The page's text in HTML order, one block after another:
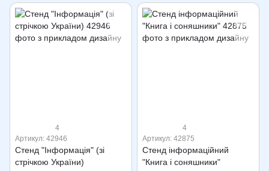
4
Артикул: 42946
Стенд "Інформація" (зі
стрічкою України)
4
Артикул: 42875
Стенд інформаційний
"Книга і соняшники"